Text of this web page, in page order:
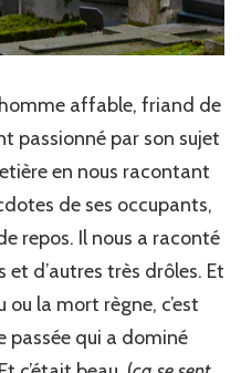
affable, friand de
passionné par son sujet
en nous racontant
de ses occupants,
repos. Il nous a raconté
d’autres très drôles. Et
ou la mort règne, c’est
passée qui a dominé